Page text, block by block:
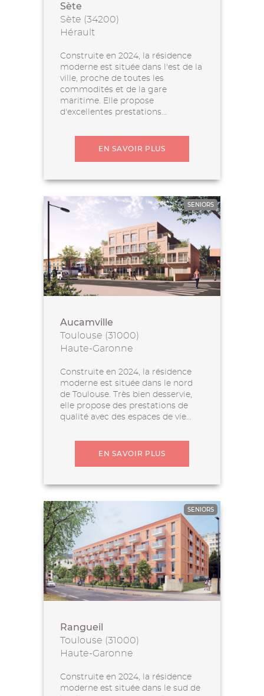
Sète
Sète (34200)
Hérault
Construite en 2024, la résidence
moderne est située dans l'est de la
ville, proche de toutes les
commodités et de la gare
maritime. Elle propose
d'excellentes prestations...
EN SAVOIR PLUS
SENIORS
Aucamville
Toulouse (31000)
Haute-Garonne
Construite en 2024, la résidence
moderne est située dans le nord
de Toulouse. Très bien desservie,
elle propose des prestations de
qualité avec des espaces de vie...
EN SAVOIR PLUS
SENIORS
Rangueil
Toulouse (31000)
Haute-Garonne
Construite en 2024, la résidence
moderne est située dans le sud de